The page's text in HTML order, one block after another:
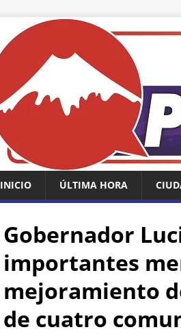
INICIO ÚLTIMA HORA
Gobernador
importantes
mejoramiento
de cuatro